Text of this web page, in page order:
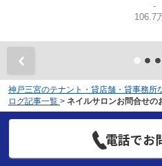
-
106.7
神戸三宮のテナント・貸店舗・貸事務所
ログ記事一覧 > ネイルサロンお問合せの
電話でお